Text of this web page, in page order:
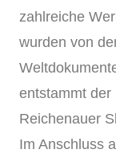
zahlreiche
wurden von
entstammt der
Reichenauer
Im Anschluss